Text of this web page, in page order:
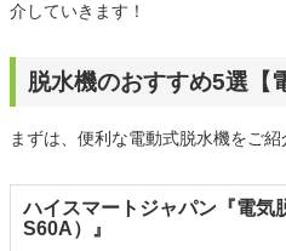
介していきます！
脱水機のおすすめ5選【
まずは、便利な電動式脱水機をご紹
ハイスマートジャパン『電気
S60A）』